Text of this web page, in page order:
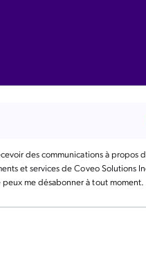
des communications à propos
et services de Coveo Solutions
me désabonner à tout moment.